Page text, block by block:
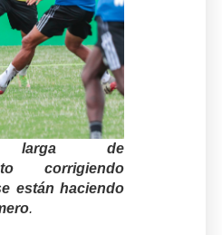
larga de
corrigiendo
están haciendo
.